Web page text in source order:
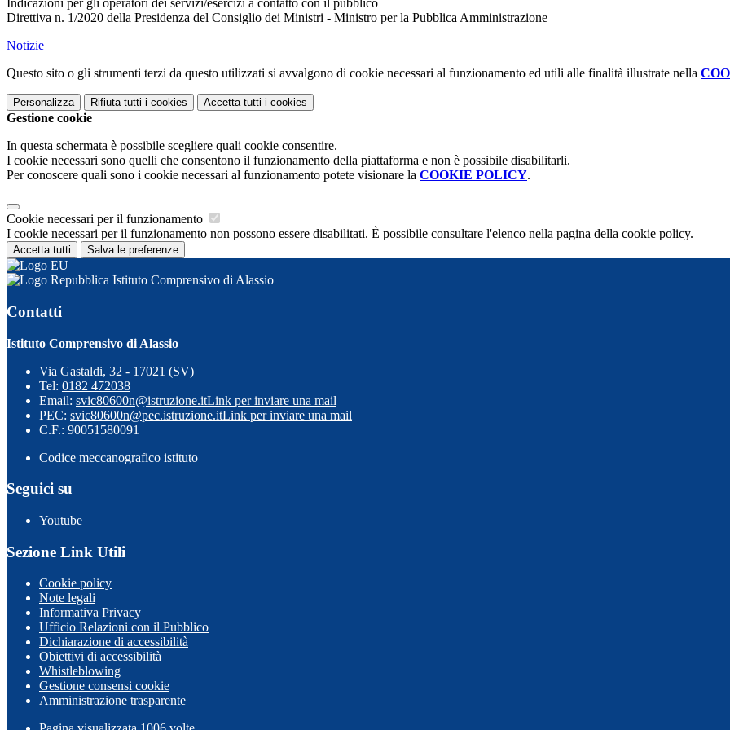
Indicazioni per gli operatori dei servizi/esercizi a contatto con il pubblico
Direttiva n. 1/2020 della Presidenza del Consiglio dei Ministri - Ministro per la Pubblica Amministrazione
Notizie
Questo sito o gli strumenti terzi da questo utilizzati si avvalgono di cookie necessari al funzionamento ed utili alle finalità illustrate nella
Personalizza Rifiuta tutti i cookies Accetta tutti i cookies
Gestione cookie
In questa schermata è possibile scegliere quali cookie consentire.
I cookie necessari sono quelli che consentono il funzionamento della piattaforma e non è possibile disabilitarli.
Per conoscere quali sono i cookie necessari al funzionamento potete visionare la COOKIE POLICY.
Cookie necessari per il funzionamento
I cookie necessari per il funzionamento non possono essere disabilitati. È possibile consultare l'elenco nella pagina della cookie policy.
Accetta tutti Salva le preferenze
Istituto Comprensivo di Alassio
Contatti
Istituto Comprensivo di Alassio
Via Gastaldi, 32 - 17021 (SV)
Tel: 0182 472038
Email: svic80600n@istruzione.itLink per inviare una mail
PEC: svic80600n@pec.istruzione.itLink per inviare una mail
C.F.: 90051580091
Codice meccanografico istituto
Seguici su
Youtube
Sezione Link Utili
Cookie policy
Note legali
Informativa Privacy
Ufficio Relazioni con il Pubblico
Dichiarazione di accessibilità
Obiettivi di accessibilità
Whistleblowing
Gestione consensi cookie
Amministrazione trasparente